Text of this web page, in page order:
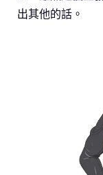
出其他的話。